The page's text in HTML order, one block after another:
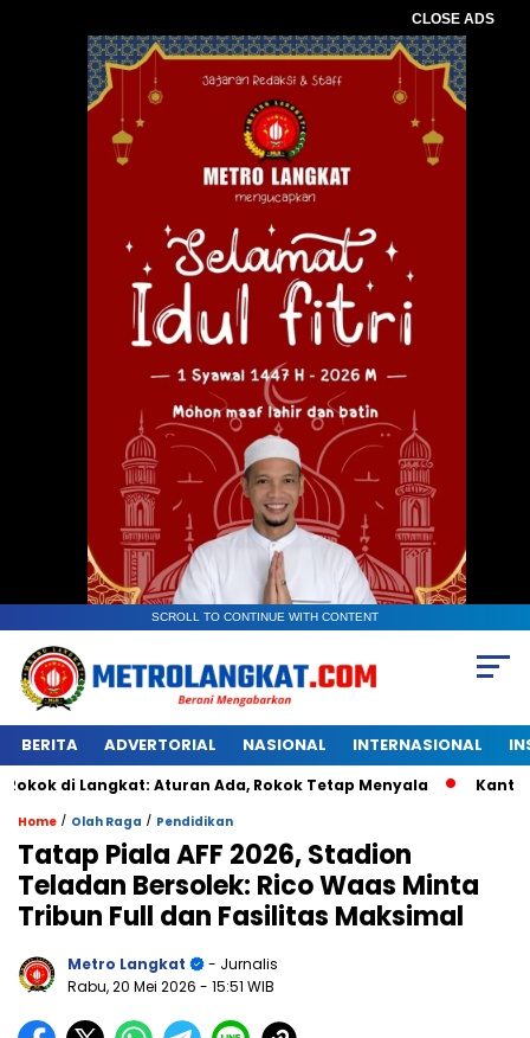
CLOSE ADS
SCROLL TO CONTINUE WITH CONTENT
BERITA ADVERTORIAL NASIONAL INTERNASIONAL
Aturan Ada, Rokok Tetap Menyala Kantongan
Home / Olah Raga / Pendidikan
Tatap Piala AFF 2026, Stadion
Teladan Bersolek: Rico Waas Minta
Tribun Full dan Fasilitas Maksimal
Metro Langkat
- Jurnalis
Rabu, 20 Mei 2026 - 15:51 WIB